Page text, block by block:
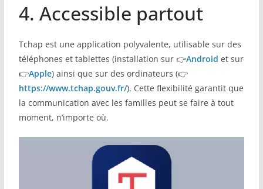
4. Accessible partout
Tchap est une application polyvalente, utilisable sur des
téléphones et tablettes (installation sur 👉Android et sur
👉Apple) ainsi que sur des ordinateurs (👉
https://www.tchap.gouv.fr/). Cette flexibilité garantit que
la communication avec les familles peut se faire à tout
moment, n’importe où.